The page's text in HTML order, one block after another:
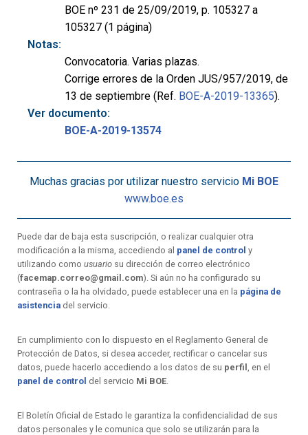
BOE nº 231 de 25/09/2019, p. 105327 a
105327 (1 página)
Notas:
Convocatoria. Varias plazas.
Corrige errores de la Orden JUS/957/2019, de
13 de septiembre (Ref. BOE-A-2019-13365).
Ver documento:
BOE-A-2019-13574
Muchas gracias por utilizar nuestro servicio Mi BOE
www.boe.es
Puede dar de baja esta suscripción, o realizar cualquier otra
modificación a la misma, accediendo al panel de control y
utilizando como usuario su dirección de correo electrónico
(facemap.correo@gmail.com). Si aún no ha configurado su
contraseña o la ha olvidado, puede establecer una en la página de
asistencia del servicio.
En cumplimiento con lo dispuesto en el Reglamento General de
Protección de Datos, si desea acceder, rectificar o cancelar sus
datos, puede hacerlo accediendo a los datos de su perfil
, en el
panel de control del servicio Mi BOE
El Boletín Oficial de Estado le garantiza la confidencialidad de sus
datos personales y le comunica que solo se utilizarán para la